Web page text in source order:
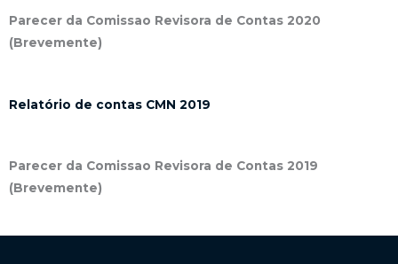
Parecer da Comissao Revisora de Contas 2020
(Brevemente)
Relatório de contas CMN 2019
Parecer da Comissao Revisora de Contas 2019
(Brevemente)